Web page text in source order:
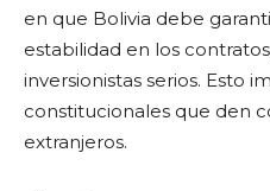
en que Bolivia debe
estabilidad en los
inversionistas serios. Esto
constitucionales que den
extranjeros.